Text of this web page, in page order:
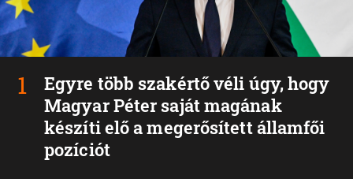
Egyre több szakértő véli úgy, hogy
Magyar Péter saját magának
készíti elő a megerősített államfői
pozíciót